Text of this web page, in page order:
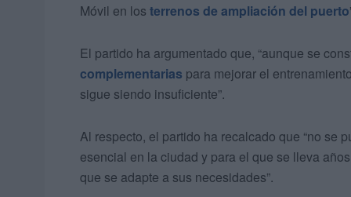
Móvil en los terrenos de ampliación del puerto
El partido ha argumentado que, “aunque se
complementarias para mejorar el
sigue siendo insuficiente”.
Al respecto, el partido ha recalcado que “no se
esencial en la ciudad y para el que se lleva
que se adapte a sus necesidades”.